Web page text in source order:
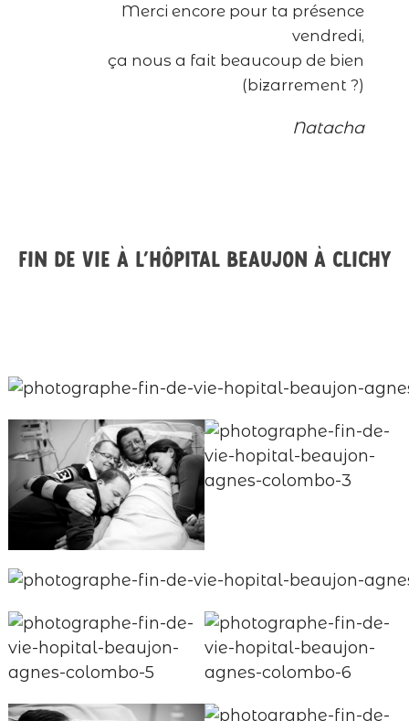
Merci encore pour ta présence
vendredi,
ça nous a fait beaucoup de bien
(bizarrement ?)
Natacha
Fin de vie à l’hôpital Beaujon à Clichy